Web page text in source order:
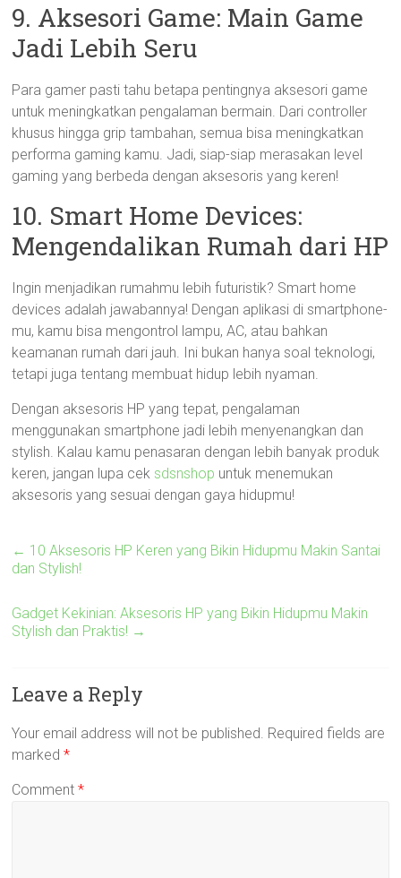
9. Aksesori Game: Main Game
Jadi Lebih Seru
Para gamer pasti tahu betapa pentingnya aksesori game
untuk meningkatkan pengalaman bermain. Dari controller
khusus hingga grip tambahan, semua bisa meningkatkan
performa gaming kamu. Jadi, siap-siap merasakan level
gaming yang berbeda dengan aksesoris yang keren!
10. Smart Home Devices:
Mengendalikan Rumah dari HP
Ingin menjadikan rumahmu lebih futuristik? Smart home
devices adalah jawabannya! Dengan aplikasi di smartphone-
mu, kamu bisa mengontrol lampu, AC, atau bahkan
keamanan rumah dari jauh. Ini bukan hanya soal teknologi,
tetapi juga tentang membuat hidup lebih nyaman.
Dengan aksesoris HP yang tepat, pengalaman
menggunakan smartphone jadi lebih menyenangkan dan
stylish. Kalau kamu penasaran dengan lebih banyak produk
keren, jangan lupa cek sdsnshop untuk menemukan
aksesoris yang sesuai dengan gaya hidupmu!
← 10 Aksesoris HP Keren yang Bikin Hidupmu Makin Santai
dan Stylish!
Gadget Kekinian: Aksesoris HP yang Bikin Hidupmu Makin
Stylish dan Praktis! →
Leave a Reply
Your email address will not be published. Required fields are
marked*
Comment*